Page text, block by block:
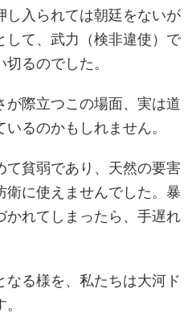
し入られては朝廷をないが
して、武力（検非違使）で
るのでした。
が際立つこの場面、実は道
るのかもしれません。
て貧弱であり、天然の要害
衛に使えませんでした。暴
かれてしまったら、手遅れ
なる様を、私たちは大河ド